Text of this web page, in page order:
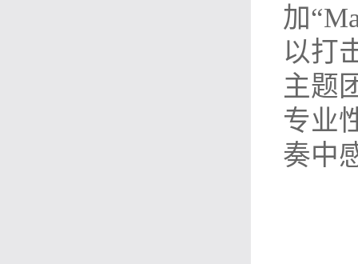
加
以打
主题
专业
奏中